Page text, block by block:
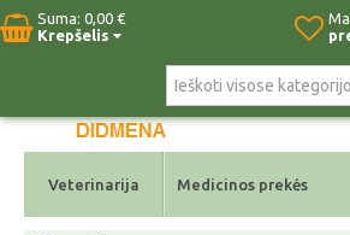
Suma: 0,00 €
Krepšelis
Pradžia Naujos
Veterinarija Medicinos prekės